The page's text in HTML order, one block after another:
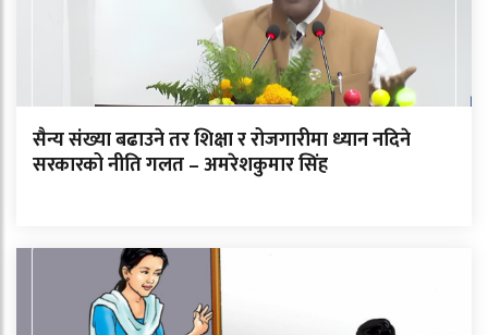
सैन्य संख्या बढाउने तर शिक्षा र रोजगारीमा ध्यान नदिने
सरकारको नीति गलत – अमरेशकुमार सिंह